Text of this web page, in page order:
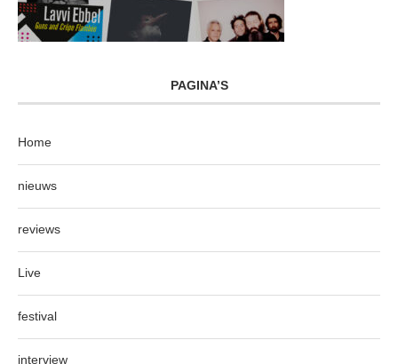
PAGINA’S
Home
nieuws
reviews
Live
festival
interview